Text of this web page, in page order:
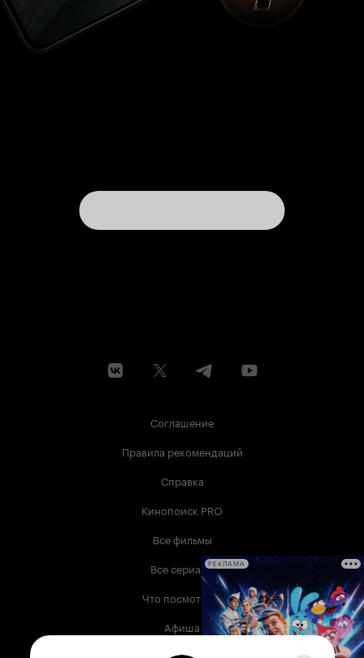
Соглашение
Правила рекомендаций
Справка
Кинопоиск PRO
Все фильмы
Все сериалы
Что посмотреть
Афиша
РЕКЛАМА